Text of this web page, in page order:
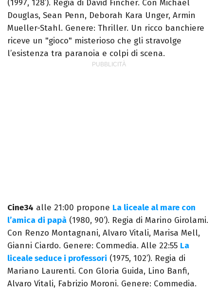
(1997, 128’). Regia di David Fincher. Con Michael
Douglas, Sean Penn, Deborah Kara Unger, Armin
Mueller-Stahl. Genere: Thriller. Un ricco banchiere
riceve un "gioco" misterioso che gli stravolge
l’esistenza tra paranoia e colpi di scena.
Cine34 alle 21:00 propone La liceale al mare con
l’amica di papà (1980, 90’). Regia di Marino Girolami.
Con Renzo Montagnani, Alvaro Vitali, Marisa Mell,
Gianni Ciardo. Genere: Commedia. Alle 22:55 La
liceale seduce i professori (1975, 102’). Regia di
Mariano Laurenti. Con Gloria Guida, Lino Banfi,
Alvaro Vitali, Fabrizio Moroni. Genere: Commedia.